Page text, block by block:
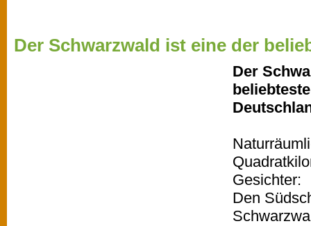
Der Schwarzwald ist eine der
Der
Gesichter:
Den